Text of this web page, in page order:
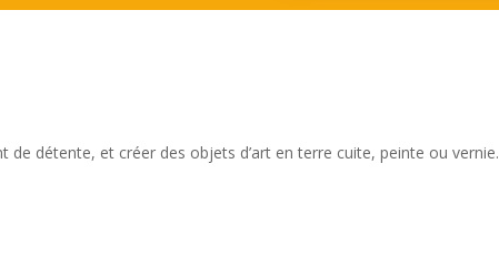
détente, et créer des objets d’art en terre cuite, peinte ou vernie.